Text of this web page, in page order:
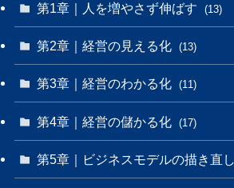
第1章｜人を増やさず伸ばす (13)
第2章｜経営の見える化 (13)
第3章｜経営のわかる化 (11)
第4章｜経営の儲かる化 (17)
第5章｜ビジネスモデルの描き直し